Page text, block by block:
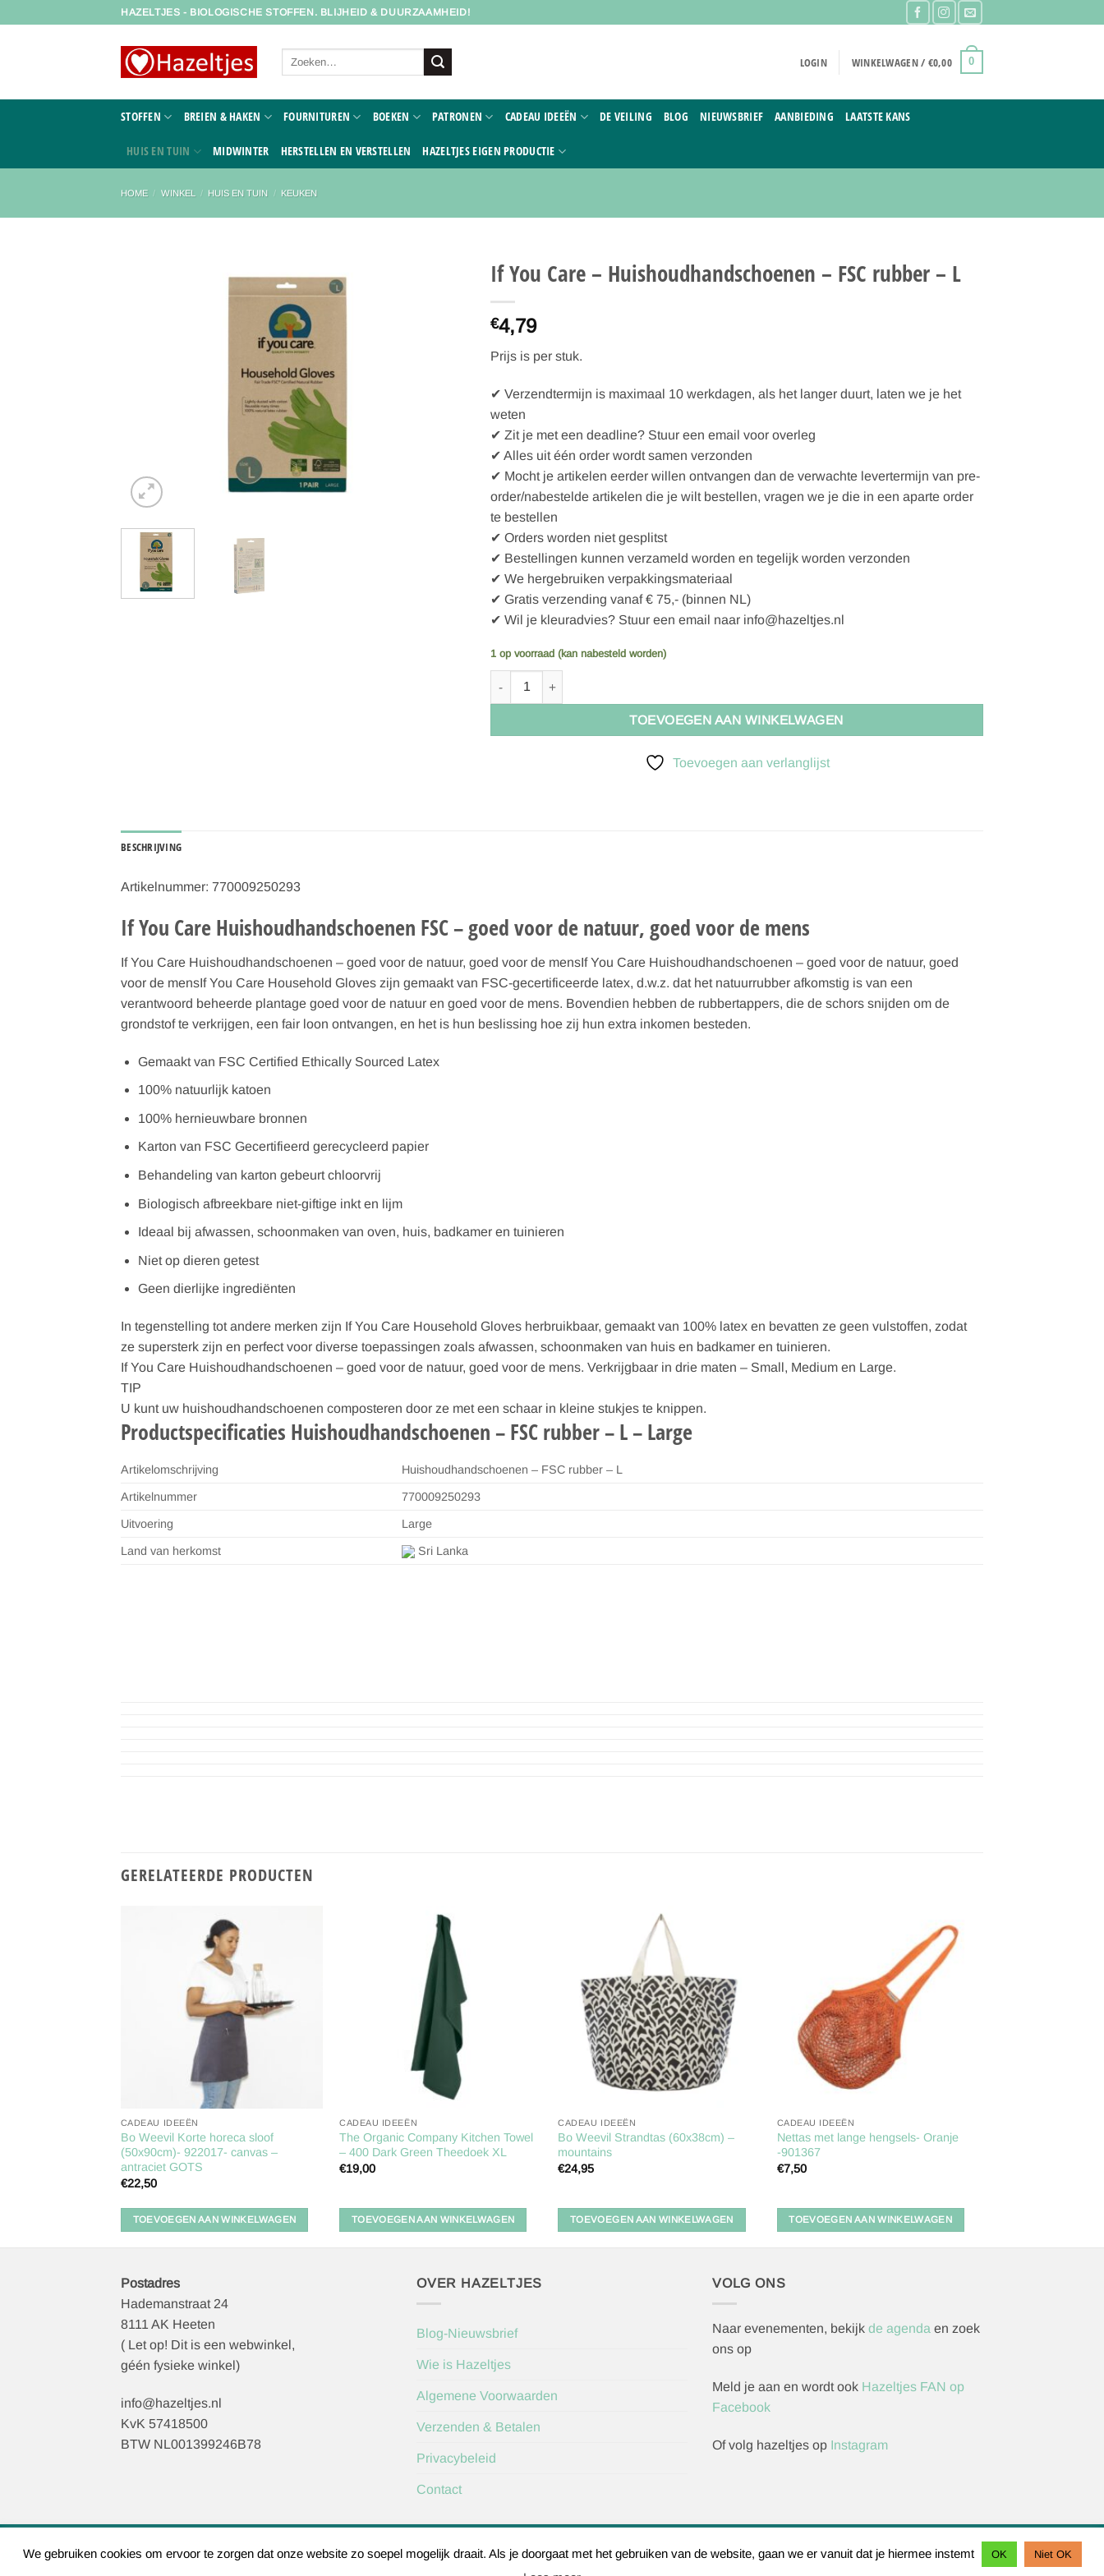
HAZELTJES - BIOLOGISCHE STOFFEN. BLIJHEID & DUURZAAMHEID!
Zoeken
LOGIN WINKELWAGEN / €0,00 0
STOFFEN BREIEN & HAKEN FOURNITUREN BOEKEN PATRONEN CADEAU IDEEËN DE VEILING BLOG NIEUWSBRIEF AANBIEDING LAATSTE KANS
HUIS EN TUIN MIDWINTER HERSTELLEN EN VERSTELLEN HAZELTJES EIGEN PRODUCTIE
HOME / WINKEL / HUIS EN TUIN / KEUKEN
If You Care – Huishoudhandschoenen – FSC rubber – L
€4,79
Prijs is per stuk.
✔ Verzendtermijn is maximaal 10 werkdagen, als het langer duurt, laten we je het
weten
✔ Zit je met een deadline? Stuur een email voor overleg
✔ Alles uit één order wordt samen verzonden
✔ Mocht je artikelen eerder willen ontvangen dan de verwachte levertermijn van pre-
order/nabestelde artikelen die je wilt bestellen, vragen we je die in een aparte order
te bestellen
✔ Orders worden niet gesplitst
✔ Bestellingen kunnen verzameld worden en tegelijk worden verzonden
✔ We hergebruiken verpakkingsmateriaal
✔ Gratis verzending vanaf € 75,- (binnen NL)
✔ Wil je kleuradvies? Stuur een email naar info@hazeltjes.nl
1 op voorraad (kan nabesteld worden)
If You Care - Huishoudhandschoenen - FSC rubber - L aantal
TOEVOEGEN AAN WINKELWAGEN
Toevoegen aan verlanglijst
BESCHRIJVING
Artikelnummer: 770009250293
If You Care Huishoudhandschoenen FSC – goed voor de natuur, goed voor de mens
If You Care Huishoudhandschoenen – goed voor de natuur, goed voor de mensIf You Care Huishoudhandschoenen – goed voor de natuur, goed
voor de mensIf You Care Household Gloves zijn gemaakt van FSC-gecertificeerde latex, d.w.z. dat het natuurrubber afkomstig is van een
verantwoord beheerde plantage goed voor de natuur en goed voor de mens. Bovendien hebben de rubbertappers, die de schors snijden om de
grondstof te verkrijgen, een fair loon ontvangen, en het is hun beslissing hoe zij hun extra inkomen besteden.
Gemaakt van FSC Certified Ethically Sourced Latex
100% natuurlijk katoen
100% hernieuwbare bronnen
Karton van FSC Gecertifieerd gerecycleerd papier
Behandeling van karton gebeurt chloorvrij
Biologisch afbreekbare niet-giftige inkt en lijm
Ideaal bij afwassen, schoonmaken van oven, huis, badkamer en tuinieren
Niet op dieren getest
Geen dierlijke ingrediënten
In tegenstelling tot andere merken zijn If You Care Household Gloves herbruikbaar, gemaakt van 100% latex en bevatten ze geen vulstoffen, zodat
ze supersterk zijn en perfect voor diverse toepassingen zoals afwassen, schoonmaken van huis en badkamer en tuinieren.
If You Care Huishoudhandschoenen – goed voor de natuur, goed voor de mens. Verkrijgbaar in drie maten – Small, Medium en Large.
TIP
U kunt uw huishoudhandschoenen composteren door ze met een schaar in kleine stukjes te knippen.
Productspecificaties Huishoudhandschoenen – FSC rubber – L – Large
Artikelomschrijving Huishoudhandschoenen – FSC rubber – L
Artikelnummer 770009250293
Uitvoering Large
Land van herkomst Sri Lanka
GERELATEERDE PRODUCTEN
CADEAU IDEEËN
Bo Weevil Korte horeca sloof
(50x90cm)- 922017- canvas –
antraciet GOTS
€22,50
TOEVOEGEN AAN WINKELWAGEN
CADEAU IDEEËN
The Organic Company Kitchen Towel
– 400 Dark Green Theedoek XL
€19,00
TOEVOEGEN AAN WINKELWAGEN
verlanglijst
CADEAU IDEEËN
Bo Weevil Strandtas (60x38cm) –
mountains
€24,95
TOEVOEGEN AAN WINKELWAGEN
Toevoegen
aan
verlanglijst
CADEAU IDEEËN
Nettas met lange hengsels- Oranje
-901367
€7,50
TOEVOEGEN AAN WINKELWAGEN
Postadres
Hademanstraat 24
8111 AK Heeten
( Let op! Dit is een webwinkel,
géén fysieke winkel)
info@hazeltjes.nl
KvK 57418500
BTW NL001399246B78
OVER HAZELTJES
Blog-Nieuwsbrief
Wie is Hazeltjes
Algemene Voorwaarden
Verzenden & Betalen
Privacybeleid
Contact
VOLG ONS
Naar evenementen, bekijk de agenda en zoek
ons op
Meld je aan en wordt ook Hazeltjes FAN op
Facebook
Of volg hazeltjes op Instagram
Herroepingsverzoek indienen IDeal BancontactSofort
We gebruiken cookies om ervoor te zorgen dat onze website zo soepel mogelijk draait. Als je doorgaat met het gebruiken van de website, gaan we er vanuit dat je hiermee instemt OK Niet OK